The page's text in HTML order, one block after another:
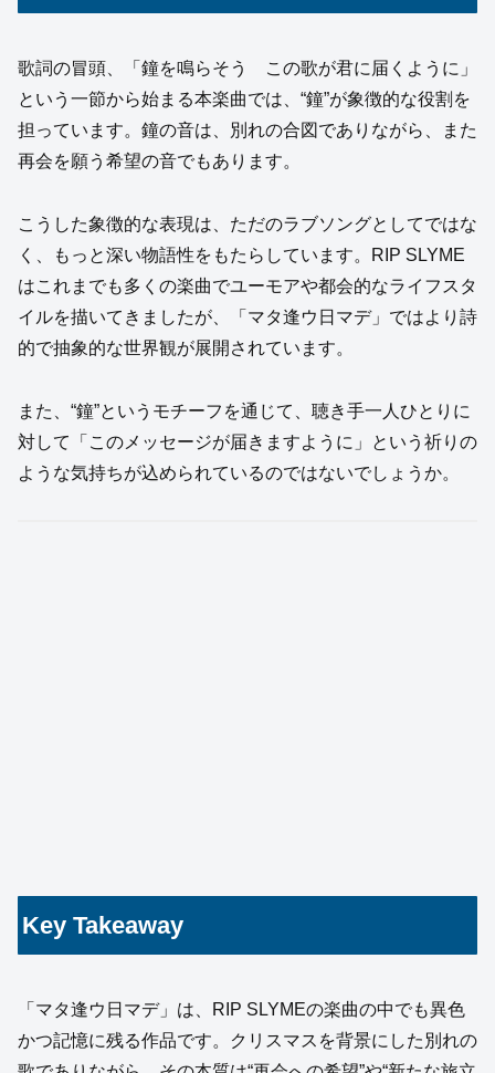
歌詞の冒頭、「鐘を鳴らそう この歌が君に届くように」
という一節から始まる本楽曲では、“鐘”が象徴的な役割を
担っています。鐘の音は、別れの合図でありながら、また
再会を願う希望の音でもあります。
こうした象徴的な表現は、ただのラブソングとしてではな
く、もっと深い物語性をもたらしています。RIP SLYME
はこれまでも多くの楽曲でユーモアや都会的なライフスタ
イルを描いてきましたが、「マタ逢ウ日マデ」ではより詩
的で抽象的な世界観が展開されています。
また、“鐘”というモチーフを通じて、聴き手一人ひとりに
対して「このメッセージが届きますように」という祈りの
ような気持ちが込められているのではないでしょうか。
Key Takeaway
「マタ逢ウ日マデ」は、RIP SLYMEの楽曲の中でも異色
かつ記憶に残る作品です。クリスマスを背景にした別れの